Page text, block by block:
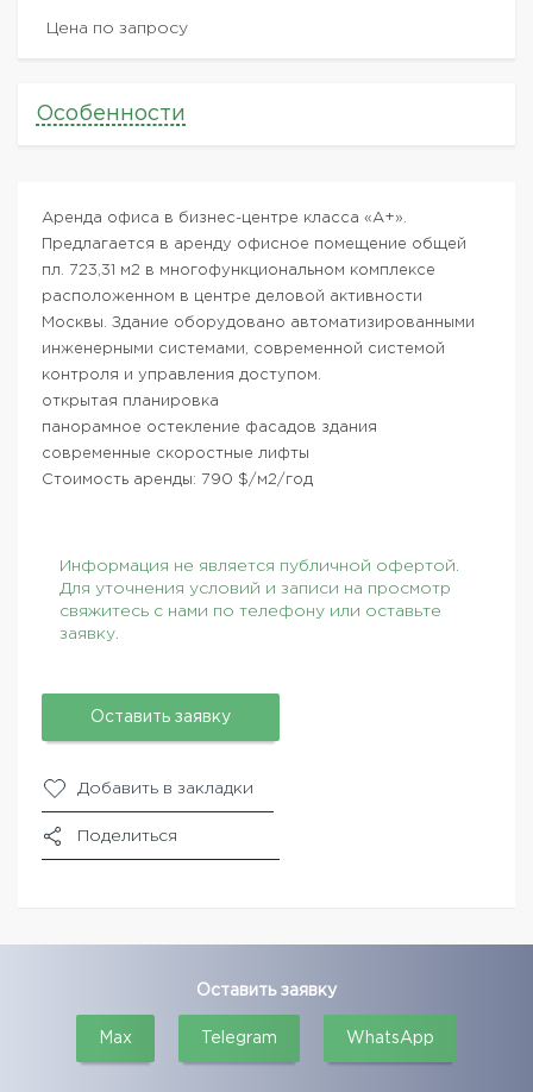
Цена по запросу
Особенности
Аренда офиса в бизнес-центре класса «А+».
Предлагается в аренду офисное помещение общей
пл. 723,31 м2 в многофункциональном комплексе
расположенном в центре деловой активности
Москвы. Здание оборудовано автоматизированными
инженерными системами, современной системой
контроля и управления доступом.
открытая планировка
панорамное остекление фасадов здания
современные скоростные лифты
Стоимость аренды: 790 $/м2/год
Информация не является публичной офертой.
Для уточнения условий и записи на просмотр
свяжитесь с нами по телефону или оставьте
заявку.
Оставить заявку
Добавить в закладки
Поделиться
Оставить заявку
Max Telegram WhatsApp